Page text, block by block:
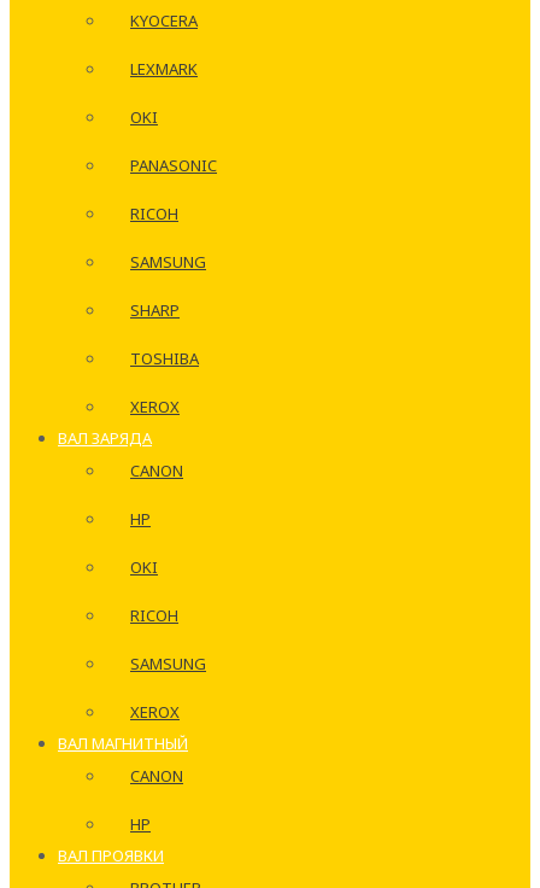
KYOCERA
LEXMARK
OKI
PANASONIC
RICOH
SAMSUNG
SHARP
TOSHIBA
XEROX
ВАЛ ЗАРЯДА
CANON
HP
OKI
RICOH
SAMSUNG
XEROX
ВАЛ МАГНИТНЫЙ
CANON
HP
ВАЛ ПРОЯВКИ